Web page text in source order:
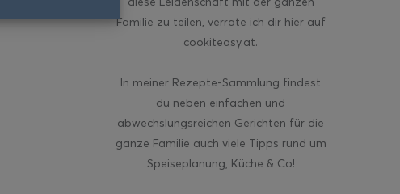
Familie zu teilen, verrate ich dir hier auf
cookiteasy.at.
In meiner Rezepte-Sammlung findest
du neben einfachen und
abwechslungsreichen Gerichten für die
ganze Familie auch viele Tipps rund um
Speiseplanung, Küche & Co!